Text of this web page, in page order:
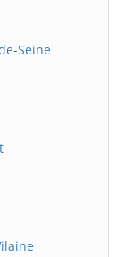
Seine